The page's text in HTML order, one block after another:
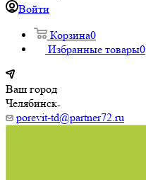
Войти
Корзина0
Избранные товары0
Ваш город
Челябинск
porevit-td@partner72.ru